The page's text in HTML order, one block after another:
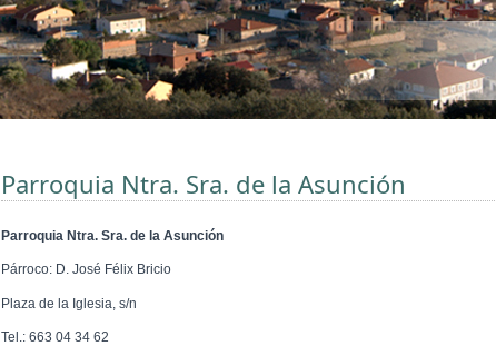
Parroquia Ntra. Sra. de la Asunción
Parroquia Ntra. Sra. de la Asunción
Párroco: D. José Félix Bricio
Plaza de la Iglesia, s/n
Tel.: 663 04 34 62